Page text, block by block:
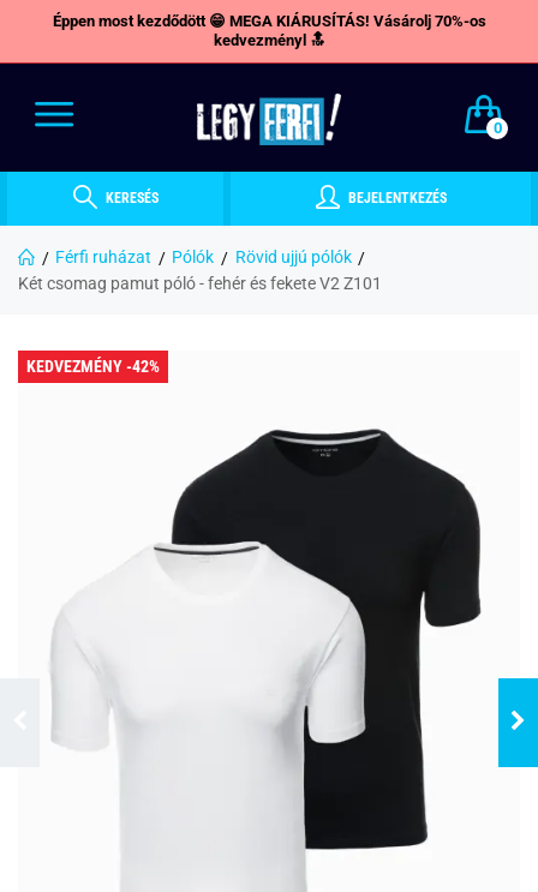
Éppen most kezdődött 😁 MEGA KIÁRUSÍTÁS! Vásárolj 70%-os
kedvezményl 🔝
0
KERESÉS BEJELENTKEZÉS
Férfi ruházat Pólók
Rövid ujjú pólók
Két csomag pamut póló - fehér és fekete V2 Z101
KEDVEZMÉNY -42%